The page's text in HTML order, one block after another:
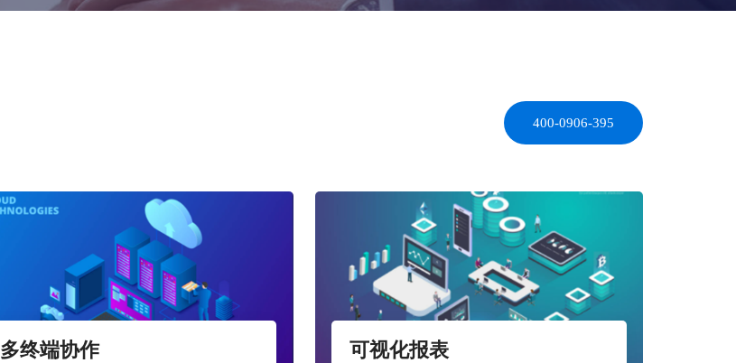
400-0906-395
多终端协作 可视化报表